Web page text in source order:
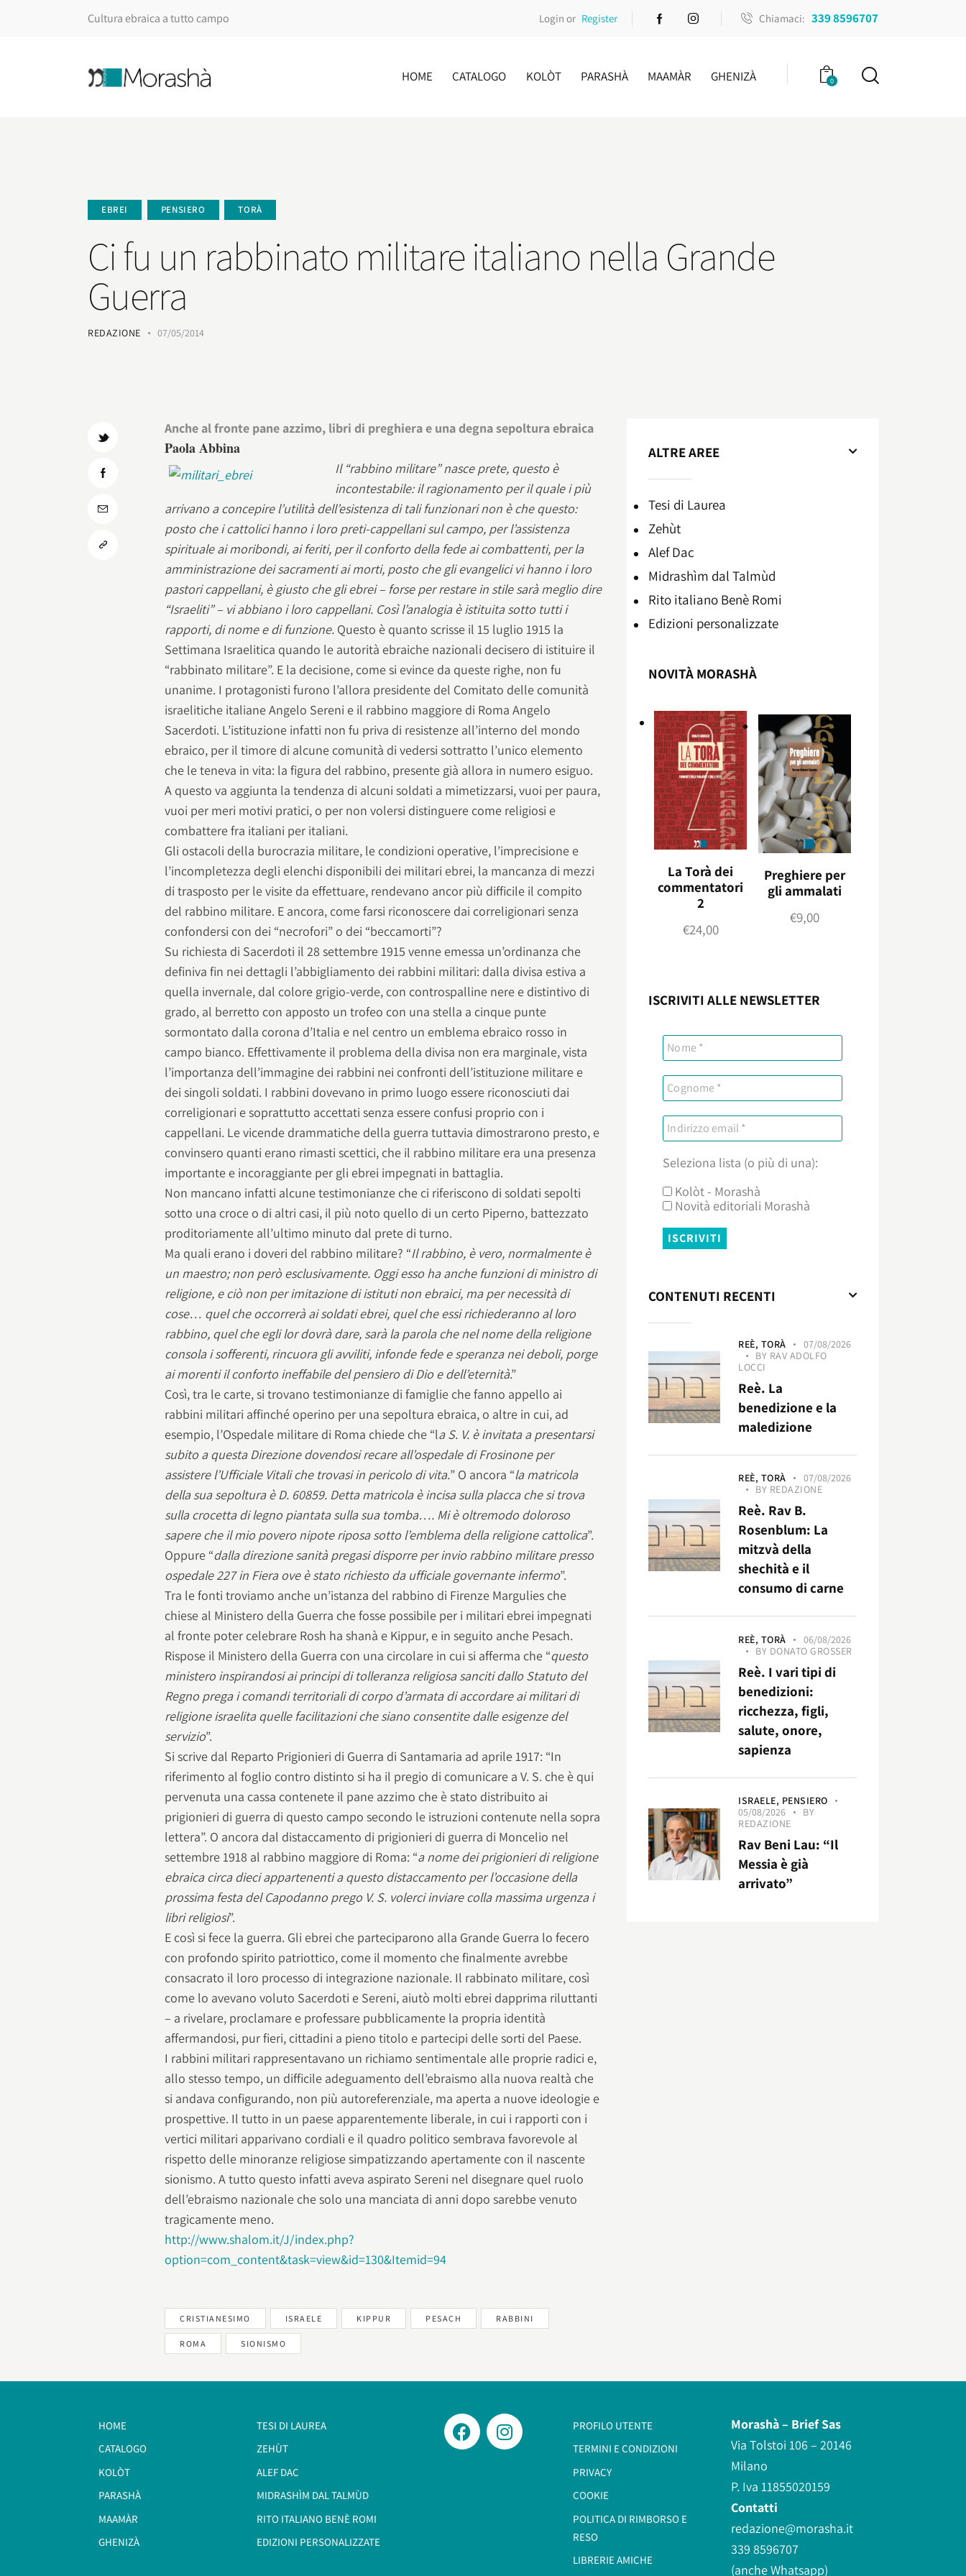
Cultura ebraica a tutto campo Login or Register Chiamaci: 339 8596707
HOME CATALOGO KOLÒT PARASHÀ MAAMÀR GHENIZÀ 0
EBREI PENSIERO TORÀ
Ci fu un rabbinato militare italiano nella Grande
Guerra
REDAZIONE 07/05/2014
Anche al fronte pane azzimo, libri di preghiera e una degna sepoltura ebraica
Paola Abbina
Il “rabbino militare” nasce prete, questo è
incontestabile: il ragionamento per il quale i più
arrivano a concepire l’utilità dell’esistenza di tali funzionari non è che questo:
posto che i cattolici hanno i loro preti-cappellani sul campo, per l’assistenza
spirituale ai moribondi, ai feriti, per il conforto della fede ai combattenti, per la
amministrazione dei sacramenti ai morti, posto che gli evangelici vi hanno i loro
pastori cappellani, è giusto che gli ebrei – forse per restare in stile sarà meglio dire
“Israeliti” – vi abbiano i loro cappellani. Così l’analogia è istituita sotto tutti i
rapporti, di nome e di funzione. Questo è quanto scrisse il 15 luglio 1915 la
Settimana Israelitica quando le autorità ebraiche nazionali decisero di istituire il
“rabbinato militare”. E la decisione, come si evince da queste righe, non fu
unanime. I protagonisti furono l’allora presidente del Comitato delle comunità
israelitiche italiane Angelo Sereni e il rabbino maggiore di Roma Angelo
Sacerdoti. L’istituzione infatti non fu priva di resistenze all’interno del mondo
ebraico, per il timore di alcune comunità di vedersi sottratto l’unico elemento
che le teneva in vita: la figura del rabbino, presente già allora in numero esiguo.
A questo va aggiunta la tendenza di alcuni soldati a mimetizzarsi, vuoi per paura,
vuoi per meri motivi pratici, o per non volersi distinguere come religiosi e
combattere fra italiani per italiani.
Gli ostacoli della burocrazia militare, le condizioni operative, l’imprecisione e
l’incompletezza degli elenchi disponibili dei militari ebrei, la mancanza di mezzi
di trasposto per le visite da effettuare, rendevano ancor più difficile il compito
del rabbino militare. E ancora, come farsi riconoscere dai correligionari senza
confondersi con dei “necrofori” o dei “beccamorti”?
Su richiesta di Sacerdoti il 28 settembre 1915 venne emessa un’ordinanza che
definiva fin nei dettagli l’abbigliamento dei rabbini militari: dalla divisa estiva a
quella invernale, dal colore grigio-verde, con controspalline nere e distintivo di
grado, al berretto con apposto un trofeo con una stella a cinque punte
sormontato dalla corona d’Italia e nel centro un emblema ebraico rosso in
campo bianco. Effettivamente il problema della divisa non era marginale, vista
l’importanza dell’immagine dei rabbini nei confronti dell’istituzione militare e
dei singoli soldati. I rabbini dovevano in primo luogo essere riconosciuti dai
correligionari e soprattutto accettati senza essere confusi proprio con i
cappellani. Le vicende drammatiche della guerra tuttavia dimostrarono presto, e
convinsero quanti erano rimasti scettici, che il rabbino militare era una presenza
importante e incoraggiante per gli ebrei impegnati in battaglia.
Non mancano infatti alcune testimonianze che ci riferiscono di soldati sepolti
sotto una croce o di altri casi, il più noto quello di un certo Piperno, battezzato
proditoriamente all’ultimo minuto dal prete di turno.
Ma quali erano i doveri del rabbino militare? “Il rabbino, è vero, normalmente è
un maestro; non però esclusivamente. Oggi esso ha anche funzioni di ministro di
religione, e ciò non per imitazione di istituti non ebraici, ma per necessità di
cose… quel che occorrerà ai soldati ebrei, quel che essi richiederanno al loro
rabbino, quel che egli lor dovrà dare, sarà la parola che nel nome della religione
consola i sofferenti, rincuora gli avviliti, infonde fede e speranza nei deboli, porge
ai morenti il conforto ineffabile del pensiero di Dio e dell’eternità.”
Così, tra le carte, si trovano testimonianze di famiglie che fanno appello ai
rabbini militari affinché operino per una sepoltura ebraica, o altre in cui, ad
esempio, l’Ospedale militare di Roma chiede che “la S. V. è invitata a presentarsi
subito a questa Direzione dovendosi recare all’ospedale di Frosinone per
assistere l’Ufficiale Vitali che trovasi in pericolo di vita.” O ancora “la matricola
della sua sepoltura è D. 60859. Detta matricola è incisa sulla placca che si trova
sulla crocetta di legno piantata sulla sua tomba…. Mi è oltremodo doloroso
sapere che il mio povero nipote riposa sotto l’emblema della religione cattolica”.
Oppure “dalla direzione sanità pregasi disporre per invio rabbino militare presso
ospedale 227 in Fiera ove è stato richiesto da ufficiale governante infermo”.
Tra le fonti troviamo anche un’istanza del rabbino di Firenze Margulies che
chiese al Ministero della Guerra che fosse possibile per i militari ebrei impegnati
al fronte poter celebrare Rosh ha shanà e Kippur, e in seguito anche Pesach.
Rispose il Ministero della Guerra con una circolare in cui si afferma che “questo
ministero inspirandosi ai principi di tolleranza religiosa sanciti dallo Statuto del
Regno prega i comandi territoriali di corpo d’armata di accordare ai militari di
religione israelita quelle facilitazioni che siano consentite dalle esigenze del
servizio”.
Si scrive dal Reparto Prigionieri di Guerra di Santamaria ad aprile 1917: “In
riferimento al foglio contro distinto si ha il pregio di comunicare a V. S. che è qui
pervenuta una cassa contenete il pane azzimo che è stato distribuito ai
prigionieri di guerra di questo campo secondo le istruzioni contenute nella sopra
lettera”. O ancora dal distaccamento di prigionieri di guerra di Moncelio nel
settembre 1918 al rabbino maggiore di Roma: “a nome dei prigionieri di religione
ebraica circa dieci appartenenti a questo distaccamento per l’occasione della
prossima festa del Capodanno prego V. S. volerci inviare colla massima urgenza i
libri religiosi”.
E così si fece la guerra. Gli ebrei che parteciparono alla Grande Guerra lo fecero
con profondo spirito patriottico, come il momento che finalmente avrebbe
consacrato il loro processo di integrazione nazionale. Il rabbinato militare, così
come lo avevano voluto Sacerdoti e Sereni, aiutò molti ebrei dapprima riluttanti
– a rivelare, proclamare e professare pubblicamente la propria identità
affermandosi, pur fieri, cittadini a pieno titolo e partecipi delle sorti del Paese.
I rabbini militari rappresentavano un richiamo sentimentale alle proprie radici e,
allo stesso tempo, un difficile adeguamento dell’ebraismo alla nuova realtà che
si andava configurando, non più autoreferenziale, ma aperta a nuove ideologie e
prospettive. Il tutto in un paese apparentemente liberale, in cui i rapporti con i
vertici militari apparivano cordiali e il quadro politico sembrava favorevole al
rispetto delle minoranze religiose simpatizzando apertamente con il nascente
sionismo. A tutto questo infatti aveva aspirato Sereni nel disegnare quel ruolo
dell’ebraismo nazionale che solo una manciata di anni dopo sarebbe venuto
tragicamente meno.
http://www.shalom.it/J/index.php?
option=com_content&task=view&id=130&Itemid=94
CRISTIANESIMO ISRAELE KIPPUR PESACH RABBINI
ROMA SIONISMO
ALTRE AREE
Tesi di Laurea
Zehùt
Alef Dac
Midrashìm dal Talmùd
Rito italiano Benè Romi​
Edizioni personalizzate
NOVITÀ MORASHÀ
La Torà dei
commentatori
2
€24,00
Preghiere per
gli ammalati
€9,00
ISCRIVITI ALLE NEWSLETTER
Seleziona lista (o più di una):
Kolòt - Morashà
Novità editoriali Morashà
CONTENUTI RECENTI
REÈ, TORÀ
07/08/2026
BY RAV ADOLFO
LOCCI
Reè. La
benedizione e la
maledizione
REÈ, TORÀ
07/08/2026
BY REDAZIONE
Reè. Rav B.
Rosenblum: La
mitzvà della
shechità e il
consumo di carne
REÈ, TORÀ
06/08/2026
BY DONATO GROSSER
Reè. I vari tipi di
benedizioni:
ricchezza, figli,
salute, onore,
sapienza
ISRAELE, PENSIERO
05/08/2026
BY
REDAZIONE
Rav Beni Lau: “Il
Messia è già
arrivato”
HOME
CATALOGO
KOLÒT
PARASHÀ
MAAMÀR
GHENIZÀ
TESI DI LAUREA
ZEHÙT
ALEF DAC
MIDRASHÌM DAL TALMÙD
RITO ITALIANO BENÈ ROMI​
EDIZIONI PERSONALIZZATE
PROFILO UTENTE
TERMINI E CONDIZIONI
PRIVACY
COOKIE
POLITICA DI RIMBORSO E
RESO
LIBRERIE AMICHE
Morashà – Brief Sas
Via Tolstoi 106 – 20146
Milano
P. Iva 11855020159
Contatti
redazione@morasha.it
339 8596707
(anche Whatsapp)